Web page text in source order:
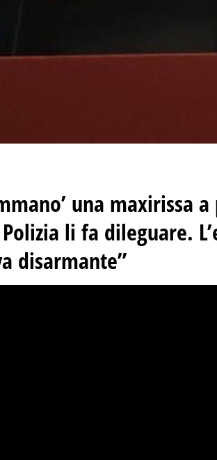
una maxirissa
li fa dileguare.
disarmante”